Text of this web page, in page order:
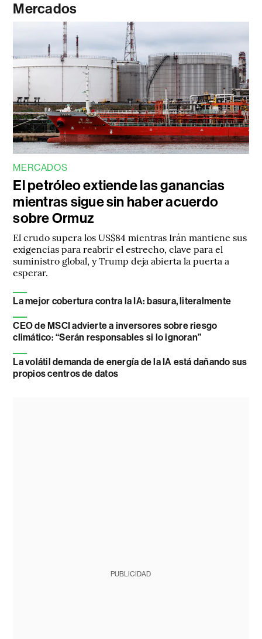
Mercados
MERCADOS
El petróleo extiende las ganancias
mientras sigue sin haber acuerdo
sobre Ormuz
El crudo supera los US$84 mientras Irán mantiene sus
exigencias para reabrir el estrecho, clave para el
suministro global, y Trump deja abierta la puerta a
esperar.
La mejor cobertura contra la IA: basura, literalmente
CEO de MSCI advierte a inversores sobre riesgo
climático: “Serán responsables si lo ignoran”
La volátil demanda de energía de la IA está dañando sus
propios centros de datos
PUBLICIDAD